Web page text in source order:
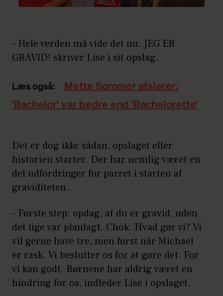
- Hele verden må vide det nu: JEG ER
GRAVID! skriver Lise i sit opslag.
Læs også:
Mette Sommer afslører:
'Bachelor' var bedre end 'Bachelorette'
Det er dog ikke sådan, opslaget eller
historien starter. Der har nemlig været en
del udfordringer for parret i starten af
graviditeten.
- Første step: opdag, at du er gravid, uden
det lige var planlagt. Chok. Hvad gør vi? Vi
vil gerne have tre, men først når Michael
er rask. Vi beslutter os for at gøre det. For
vi kan godt. Børnene har aldrig været en
hindring for os, indleder Lise i opslaget.